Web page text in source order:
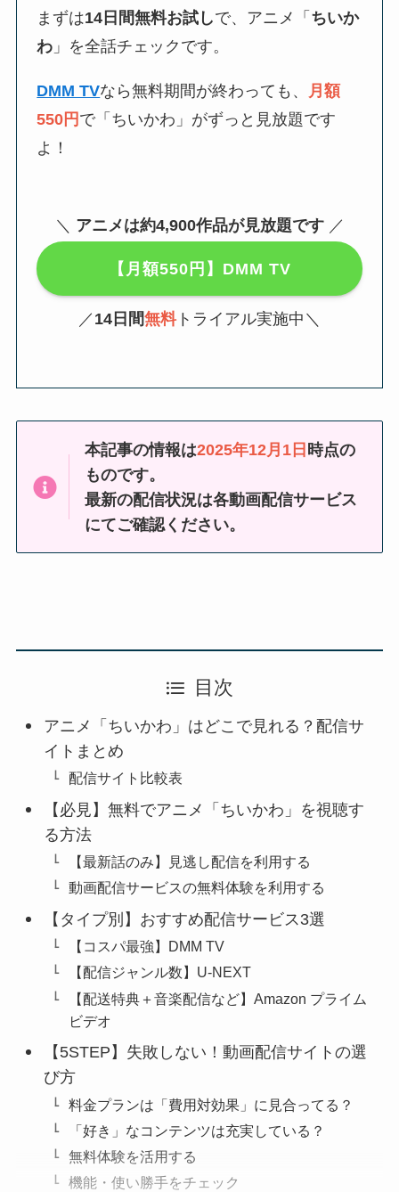
まずは14日間無料お試しで、アニメ「 ちいか
わ 」を全話チェックです。
DMM TVなら無料期間が終わっても、
月額
550円 で「ちいかわ」がずっと見放題です
よ！
＼ アニメは約4,900作品が見放題です／
【月額550円】DMM TV
／ 14日間無料トライアル実施中＼
本記事の情報は2025年12月1日 時点の
ものです。
最新の配信状況は各動画配信サービス
にてご確認ください。
目次
アニメ「ちいかわ」はどこで見れる？配信サ
イトまとめ
配信サイト比較表
【必見】無料でアニメ「ちいかわ」を視聴す
る方法
【最新話のみ】見逃し配信を利用する
動画配信サービスの無料体験を利用する
【タイプ別】おすすめ配信サービス3選
【コスパ最強】DMM TV
【配信ジャンル数】U-NEXT
【配送特典＋音楽配信など】Amazon プライム
ビデオ
【5STEP】失敗しない！動画配信サイトの選
び方
料金プランは「費用対効果」に見合ってる？
「好き」なコンテンツは充実している？
無料体験を活用する
機能・使い勝手をチェック